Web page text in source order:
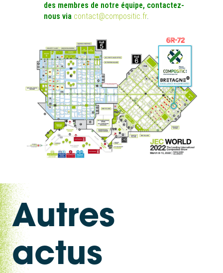
des membres de notre équipe, contactez-
nous via contact@compositic.fr.
Autres
actus